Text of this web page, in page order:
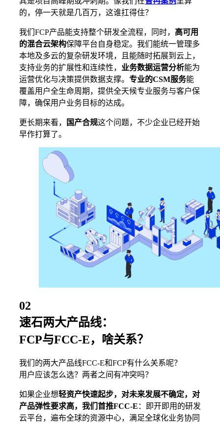
的，停一天就是几百万，这谁扛得住？
我们FCP产品能支持整个研发全流程，同时， 高可用
的混合云架构保障平台自身稳定。我们能统一管理多
本地及多云的复杂研发环境，且能随时拓展到云上，
支持业务的扩展性和连续性， 业务数据运营分析能为
运营优化与决策提供数据支撑。 专业的CSM服务能
覆盖用户全生命周期，提供全天候专业服务与客户保
障，确保用户业务目标的达成。
更长期来看， 国产合规这个问题，不少企业已经开始
早作打算了。
02
速石两大产品线：
FCP与FCC-E，啥关系？
我们的两大产品线FCC-E和FCP有什么关系呢？
用户应该怎么选？两者之间有冲突吗？
如果企业想轻资产快速起步，对未来发展不确定，对
产品弹性要求高，我们首推FCC-E ：即开即用的研发
云平台，遍布全球的资源中心，满足全球化业务协同